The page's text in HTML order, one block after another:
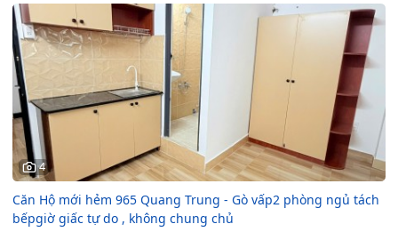
4
Căn Hộ mới hẻm 965 Quang Trung - Gò vấp2 phòng ngủ tách
bếpgiờ giấc tự do , không chung chủ